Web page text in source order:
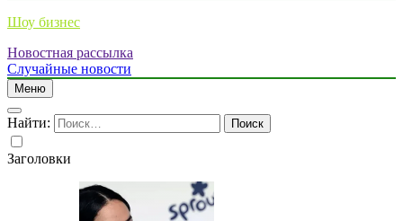
Шоу бизнес
Новостная рассылка
Случайные новости
Меню
Найти:
Заголовки